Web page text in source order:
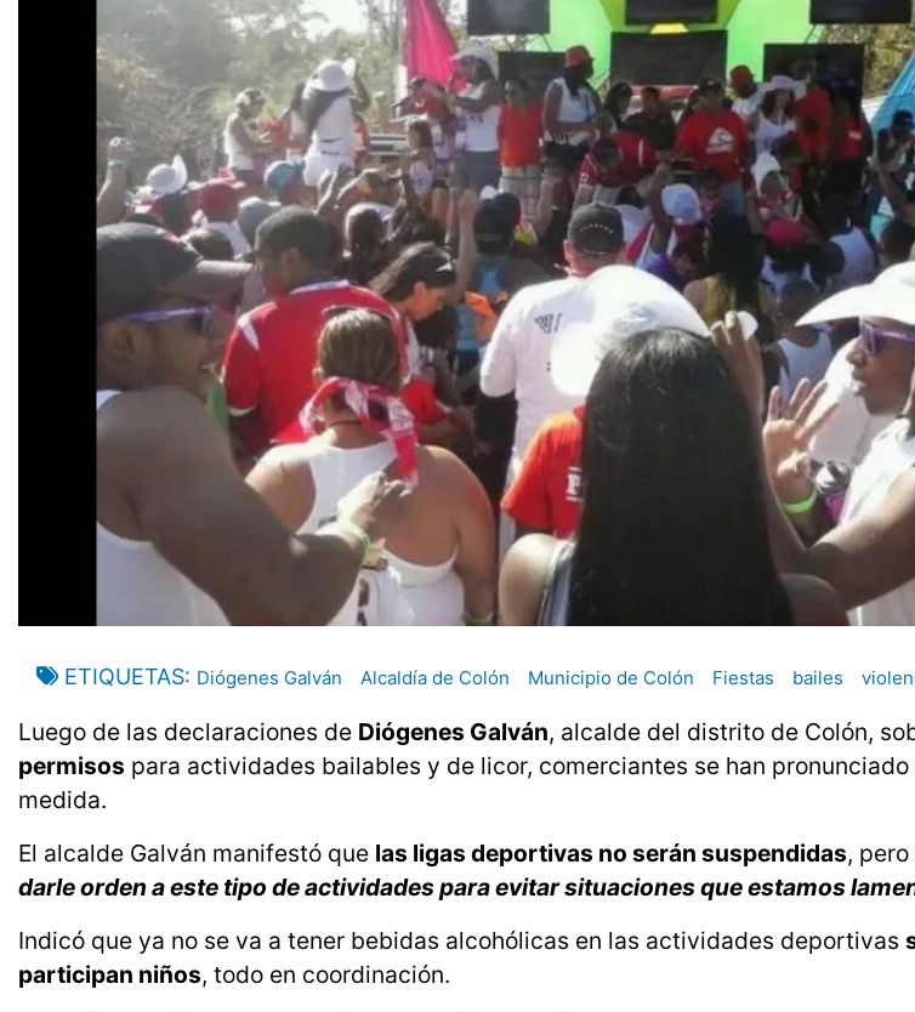
ETIQUETAS Diógenes Galván Alcaldía de Colón Municipio de Colón Fiestas bailes
Luego de las declaraciones de Diógenes Galván, alcalde del distrito de Colón,
permisos para actividades bailables y de licor, comerciantes se han pronunciado
medida.
El alcalde Galván manifestó que las ligas deportivas no serán suspendidas,
darle orden a este tipo de actividades para evitar situaciones que estamos
Indicó que ya no se va a tener bebidas alcohólicas en las actividades deportivas
participan niños, todo en coordinación.